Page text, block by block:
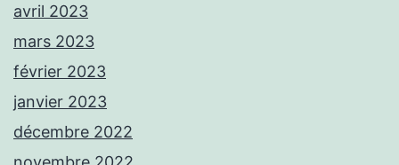
avril 2023
mars 2023
février 2023
janvier 2023
décembre 2022